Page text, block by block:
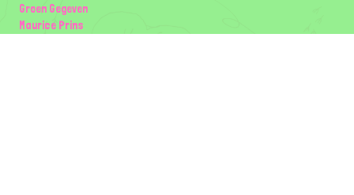
Groen Gegeven
Maurice Prins